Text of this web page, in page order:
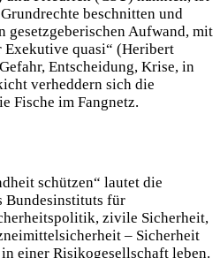
beschnitten und
gesetzgeberischen Aufwand, mit
Exekutive quasi“ (Heribert
Entscheidung, Krise, in
verheddern sich die
Fische im Fangnetz.
schützen“ lautet die
Bundesinstituts für
zivile Sicherheit,
– Sicherheit
einer Risikogesellschaft leben.